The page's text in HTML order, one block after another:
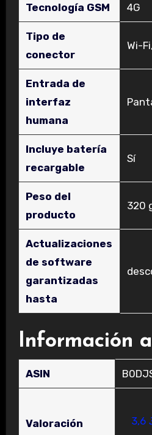
Tecnología GSM ‎4G
Tipo de
conector
‎Wi-
Entrada de
interfaz
humana
Incluye batería
recargable
‎Sí
Peso del
producto
‎320
Actualizaciones
de software
garantizadas
hasta
Información
ASIN
Valoración
3,6